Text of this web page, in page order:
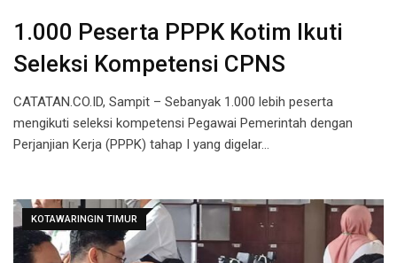
1.000 Peserta PPPK Kotim Ikuti
Seleksi Kompetensi CPNS
CATATAN.CO.ID, Sampit – Sebanyak 1.000 lebih peserta
mengikuti seleksi kompetensi Pegawai Pemerintah dengan
Perjanjian Kerja (PPPK) tahap I yang digelar…
KOTAWARINGIN TIMUR